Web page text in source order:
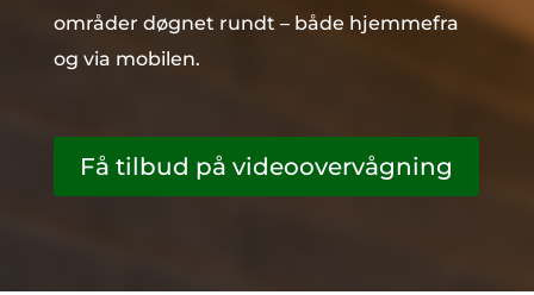
områder døgnet rundt – både hjemmefra
og via mobilen.
Få tilbud på videoovervågning